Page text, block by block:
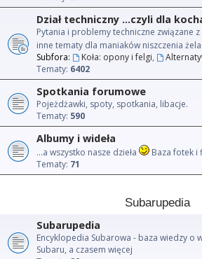
Dział techniczny ...czyli dla
Pytania i problemy techniczne związane
inne tematy dla maniaków niszczenia
Subfora:
Koła: opony i felgi,
Tematy: 6402
Spotkania forumowe
Pojeżdżawki, spoty, spotkania, libacje.
Tematy: 590
Albumy i wideła
...a wszystko nasze dzieła
Baza fotek i
Tematy: 71
Subarupedia
Subarupedia
Encyklopedia Subarowa - baza wiedzy o
Subaru, a czasem więcej